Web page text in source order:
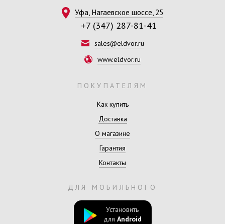
Уфа, Нагаевское шоссе, 25
+7 (347) 287-81-41
sales@eldvor.ru
www.eldvor.ru
ПОКУПАТЕЛЯМ
Как купить
Доставка
О магазине
Гарантия
Контакты
ДЛЯ МОБИЛЬНОГО
Установить
для Android